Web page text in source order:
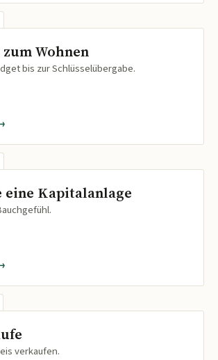
Wohnen
bis zur Schlüsselübergabe.
eine Kapitalanlage
verkaufen.